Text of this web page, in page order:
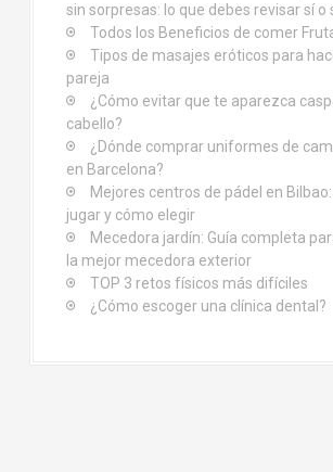
sin sorpresas: lo que debes revisar sí o
Todos los Beneficios de comer
Tipos de masajes eróticos para
pareja
¿Cómo evitar que te aparezca
cabello?
¿Dónde comprar uniformes de
en Barcelona?
Mejores centros de pádel en
jugar y cómo elegir
Mecedora jardín: Guía completa
la mejor mecedora exterior
TOP 3 retos físicos más difíciles
¿Cómo escoger una clínica dental?